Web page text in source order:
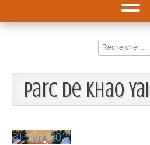
Rechercher :
Parc de Khao Yai
31 mars 2017